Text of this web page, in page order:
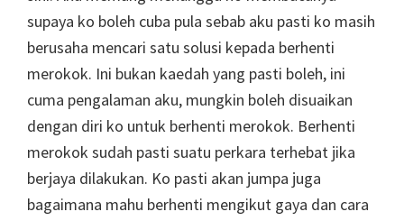
supaya ko boleh cuba pula sebab aku pasti ko masih
berusaha mencari satu solusi kepada berhenti
merokok. Ini bukan kaedah yang pasti boleh, ini
cuma pengalaman aku, mungkin boleh disuaikan
dengan diri ko untuk berhenti merokok. Berhenti
merokok sudah pasti suatu perkara terhebat jika
berjaya dilakukan. Ko pasti akan jumpa juga
bagaimana mahu berhenti mengikut gaya dan cara